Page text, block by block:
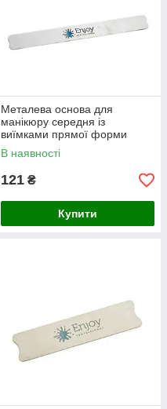
Металева основа для
манікюру середня із
виїмками прямої форми
Enjoy Professional
В наявності
121 ₴
Купити